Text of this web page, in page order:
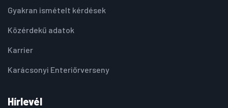
Gyakran ismételt kérdések
Közérdekű adatok
Karrier
Karácsonyi Enteriőrverseny
Hírlevél